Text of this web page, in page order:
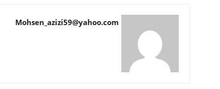
Mohsen_azizi59@yahoo.com